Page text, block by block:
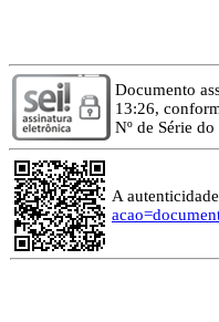
Documento
13:26,
Nº de Série
A